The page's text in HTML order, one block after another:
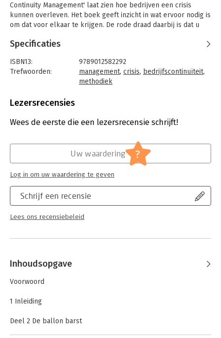
Continuity Management' laat zien hoe bedrijven een crisis
kunnen overleven. Het boek geeft inzicht in wat ervoor nodig is
om dat voor elkaar te krijgen. De rode draad daarbij is dat u
Er zijn verschillende internationale standaarden op het gebied
van Business Continuity Management (BCM), die theoretisch
juist zijn, maar die leiden tot teveel analyseresultaten. Daaruit
vloeien te omvangrijke plannen voort.
Business Continuity Management neemt de theorie van de
internationale standaarden als uitgangspunt, maar biedt een
aanpak die minder tijd en minder inspanning kost. Met de
aanpak uit dit boek verlaat u de gebaande paden en kiest u de
Specificaties
ISBN13:
9789012582292
Trefwoorden:
management, crisis, bedrijfscontinuïteit,
methodiek
Bindwijze:
Uitgever:
Boom
Hoofdrubriek: Algemeen management
Lezersrecensies
Wees de eerste die een lezersrecensie schrijft!
Schrijf een recensie
Lees ons recensiebeleid
Uw waardering ?
Log in om uw waardering te geven
Inhoudsopgave
Voorwoord
1 Inleiding
Deel 2 De ballon barst